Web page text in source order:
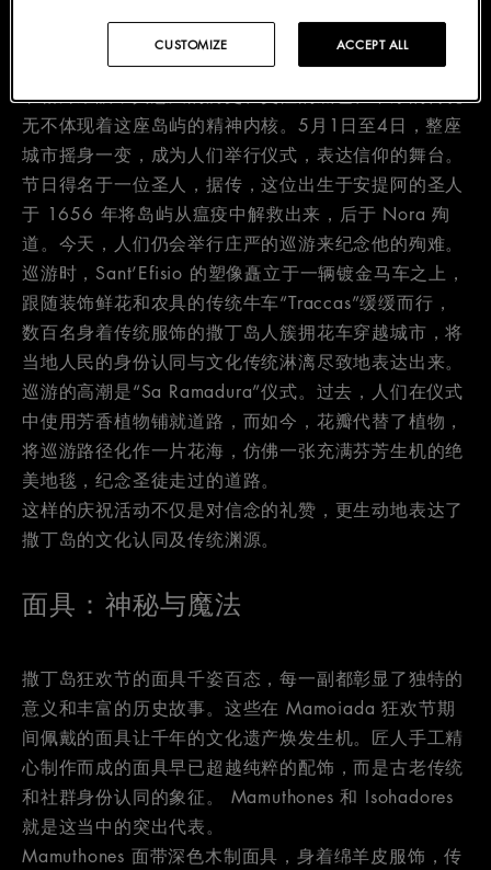
在这片土地的众多文化瑰宝中，卡利亚里的 Sant’Efisio
节格外耀眼，其悠久的历史、灵性的底色、丰厚的传统
无不体现着这座岛屿的精神内核。5月1日至4日，整座
城市摇身一变，成为人们举行仪式，表达信仰的舞台。
节日得名于一位圣人，据传，这位出生于安提阿的圣人
于 1656 年将岛屿从瘟疫中解救出来，后于 Nora 殉
道。今天，人们仍会举行庄严的巡游来纪念他的殉难。
巡游时，Sant’Efisio 的塑像矗立于一辆镀金马车之上，
跟随装饰鲜花和农具的传统牛车“Traccas”缓缓而行，
数百名身着传统服饰的撒丁岛人簇拥花车穿越城市，将
当地人民的身份认同与文化传统淋漓尽致地表达出来。
巡游的高潮是“Sa Ramadura”仪式。过去，人们在仪式
中使用芳香植物铺就道路，而如今，花瓣代替了植物，
将巡游路径化作一片花海，仿佛一张充满芬芳生机的绝
美地毯，纪念圣徒走过的道路。
这样的庆祝活动不仅是对信念的礼赞，更生动地表达了
撒丁岛的文化认同及传统渊源。
面具：神秘与魔法
撒丁岛狂欢节的面具千姿百态，每一副都彰显了独特的
意义和丰富的历史故事。这些在 Mamoiada 狂欢节期
间佩戴的面具让千年的文化遗产焕发生机。匠人手工精
心制作而成的面具早已超越纯粹的配饰，而是古老传统
和社群身份认同的象征。 Mamuthones 和 Isohadores
就是这当中的突出代表。
Mamuthones 面带深色木制面具，身着绵羊皮服饰，传
ACCEPT ALL
CUSTOMIZE